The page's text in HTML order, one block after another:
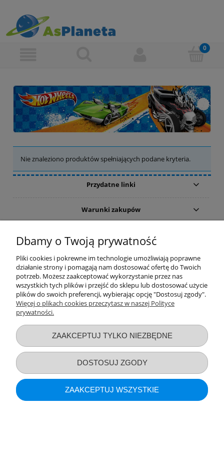
Nie znaleziono produktów spełniających podane kryteria.
Przydatne linki
Warunki zakupów
Informacje o sklepie
POKAŻ PEŁNĄ WERSJĘ STRONY
Sklep internetowy Shoper.pl
Dbamy o Twoją prywatność
Pliki cookies i pokrewne im technologie umożliwiają poprawne
działanie strony i pomagają nam dostosować ofertę do Twoich
potrzeb. Możesz zaakceptować wykorzystanie przez nas
wszystkich tych plików i przejść do sklepu lub dostosować użycie
plików do swoich preferencji, wybierając opcję "Dostosuj zgody".
Więcej o plikach cookies przeczytasz w naszej Polityce
prywatności.
ZAAKCEPTUJ TYLKO NIEZBĘDNE
DOSTOSUJ ZGODY
ZAAKCEPTUJ WSZYSTKIE